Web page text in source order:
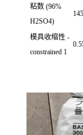
粘数 (96%
H2SO4)
145
模具收缩性 -
constrained 1